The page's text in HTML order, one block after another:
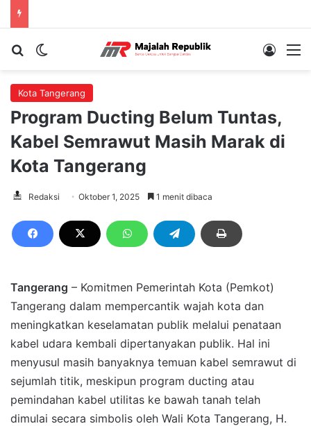
Cari berita...Switch skin Log In
Kota Tangerang
Program Ducting Belum Tuntas,
Kabel Semrawut Masih Marak di
Kota Tangerang
Redaksi Oktober 1, 2025 1 menit dibaca
Tangerang – Komitmen Pemerintah Kota (Pemkot)
Tangerang dalam mempercantik wajah kota dan
meningkatkan keselamatan publik melalui penataan
kabel udara kembali dipertanyakan publik. Hal ini
menyusul masih banyaknya temuan kabel semrawut di
sejumlah titik, meskipun program ducting atau
pemindahan kabel utilitas ke bawah tanah telah
dimulai secara simbolis oleh Wali Kota Tangerang, H.